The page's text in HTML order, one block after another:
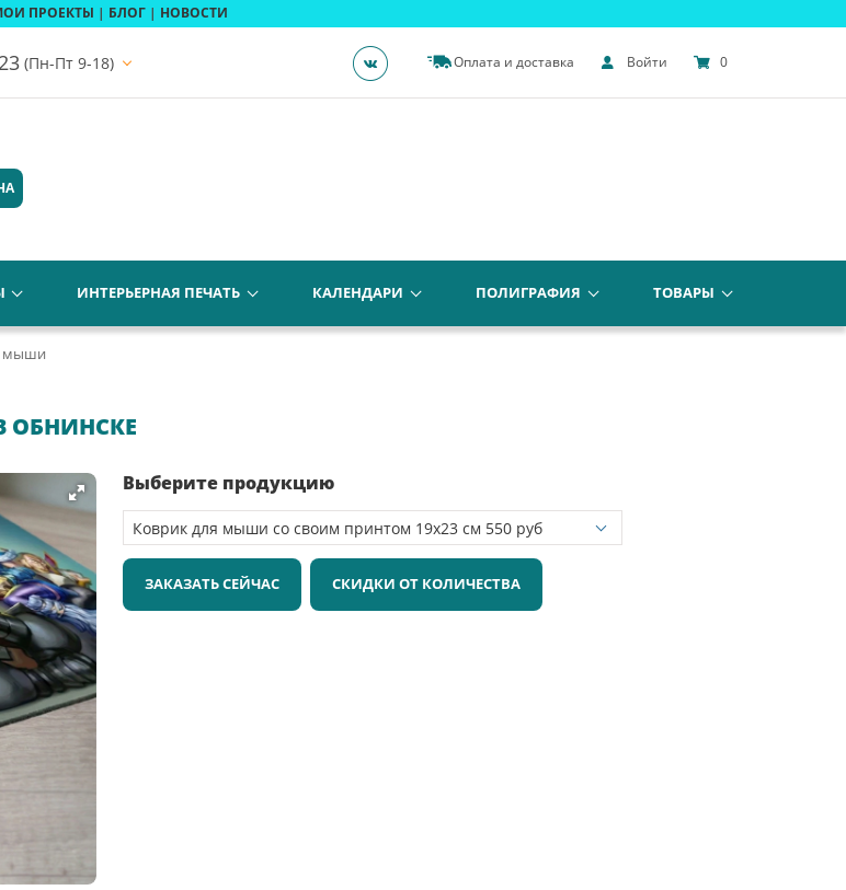
ПРОЕКТЫ | БЛОГ | НОВОСТИ
(Пн-Пт 9-18) Оплата и доставка Войти 0
ИНТЕРЬЕРНАЯ ПЕЧАТЬ КАЛЕНДАРИ ПОЛИГРАФИЯ ТОВАРЫ
мыши
Выберите продукцию
ЗАКАЗАТЬ СЕЙЧАС СКИДКИ ОТ КОЛИЧЕСТВА